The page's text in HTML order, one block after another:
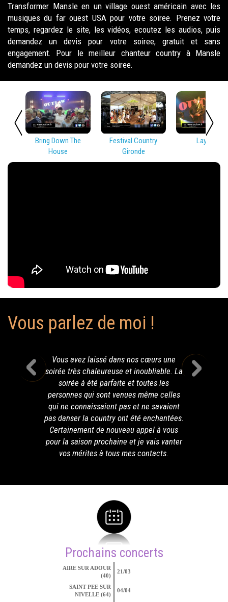
Transformer Mansle en un village ouest américain avec les
musiques du far ouest USA pour votre soiree. Prenez votre
temps, regardez le site, les vidéos, ecoutez les audios, puis
demandez un devis pour votre soiree, gratuit et sans
engagement. Pour le meilleur chanteur country à Mansle
demandez un devis pour votre soiree.
Bring Down The
House
Festival Country
Gironde
Lay Low
Vous parlez de moi !
Vous avez laissé dans nos cœurs une
soirée très chaleureuse et inoubliable. La
soirée à été parfaite et toutes les
personnes qui sont venues même celles
qui ne connaissaient pas et ne savaient
pas danser la country ont été enchantées.
Certainement de nouveau appel à vous
pour la saison prochaine et je vais vanter
vos mérites à tous mes contacts.
Prochains concerts
AIRE SUR ADOUR
(40)
21/03
SAINT PEE SUR
NIVELLE (64)
04/04